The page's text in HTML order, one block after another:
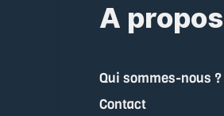
A propos
Qui sommes-nous ?
Contact